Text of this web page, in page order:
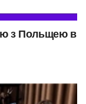
з Польщею в